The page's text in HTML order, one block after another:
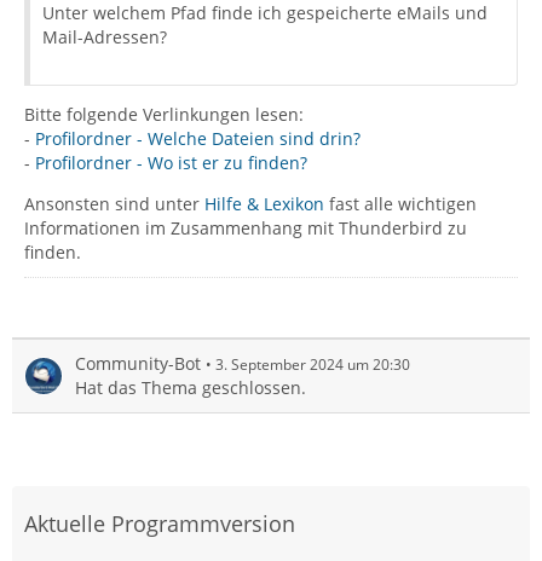
Unter welchem Pfad finde ich gespeicherte eMails und
Mail-Adressen?
Bitte folgende Verlinkungen lesen:
- Profilordner - Welche Dateien sind drin?
- Profilordner - Wo ist er zu finden?
Ansonsten sind unter Hilfe & Lexikon fast alle wichtigen
Informationen im Zusammenhang mit Thunderbird zu
finden.
Community-Bot 3. September 2024 um 20:30
Hat das Thema geschlossen.
Aktuelle Programmversion